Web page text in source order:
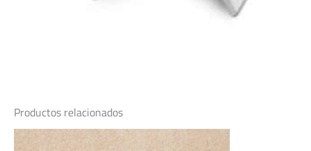
Productos relacionados